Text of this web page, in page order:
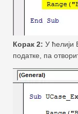
Корак 2: У ћелији
податке, па